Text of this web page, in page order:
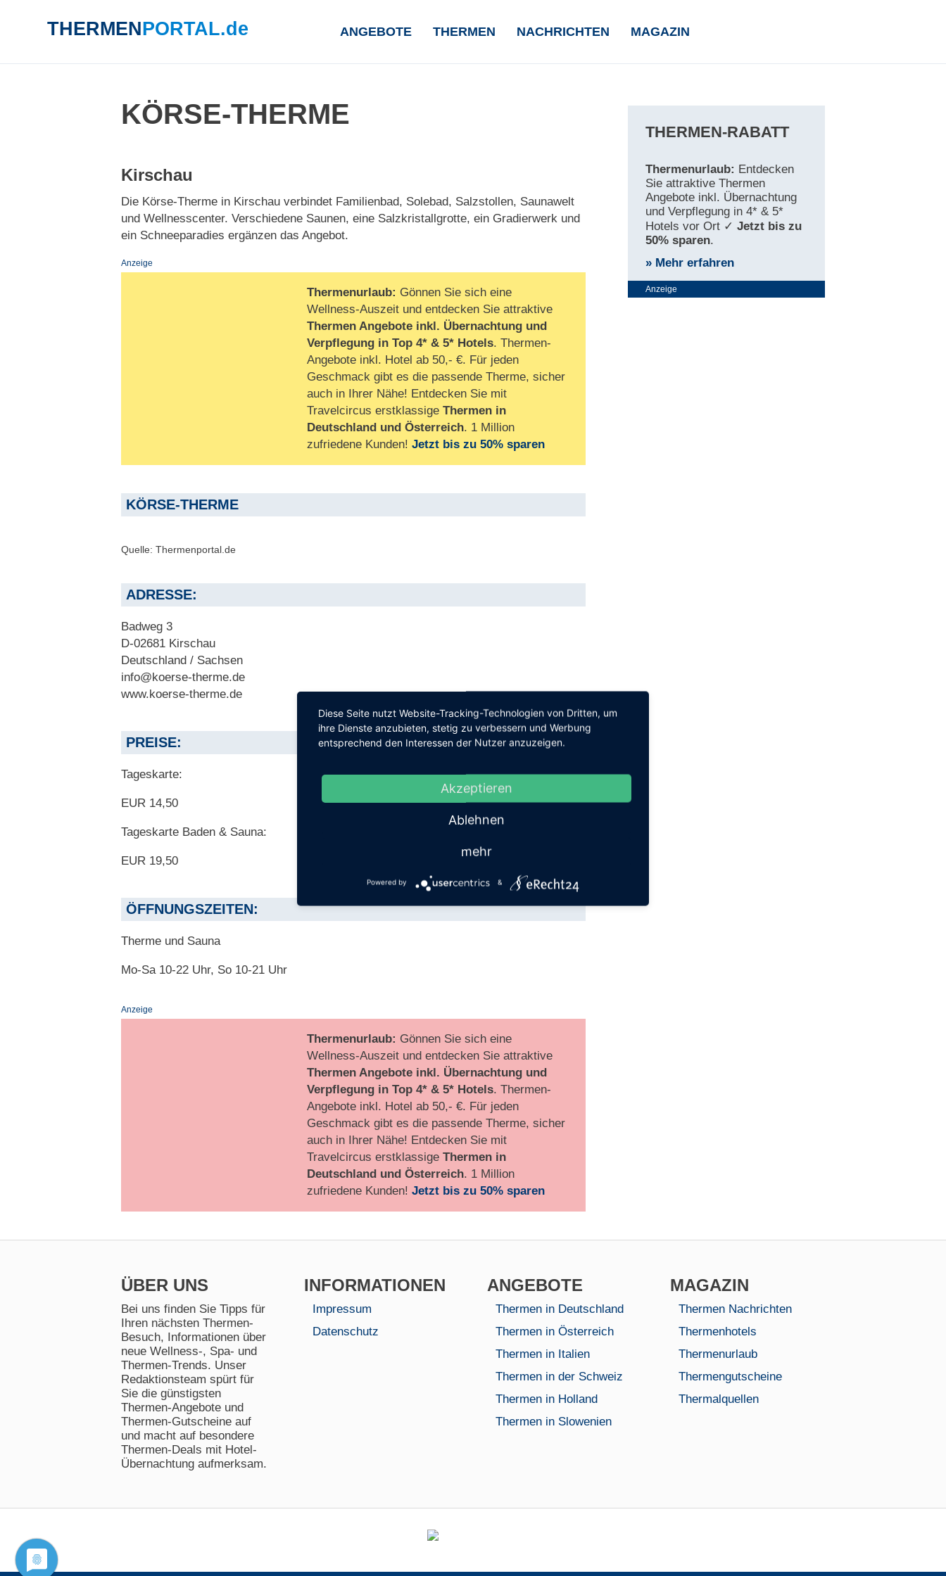
THERMENPORTAL.de
SUCHE
NAVIGATION
ANGEBOTE THERMEN NACHRICHTEN MAGAZIN
KÖRSE-THERME
Kirschau
Die Körse-Therme in Kirschau verbindet Familienbad, Solebad, Salzstollen, Saunawelt
und Wellnesscenter. Verschiedene Saunen, eine Salzkristallgrotte, ein Gradierwerk und
ein Schneeparadies ergänzen das Angebot.
Anzeige
Thermenurlaub: Gönnen Sie sich eine
Wellness-Auszeit und entdecken Sie attraktive
Thermen Angebote inkl. Übernachtung und
Verpflegung in Top 4* & 5* Hotels. Thermen-
Angebote inkl. Hotel ab 50,- €. Für jeden
Geschmack gibt es die passende Therme, sicher
auch in Ihrer Nähe! Entdecken Sie mit
Travelcircus erstklassige Thermen in
Deutschland und Österreich. 1 Million
zufriedene Kunden! Jetzt bis zu 50% sparen
KÖRSE-THERME
Quelle: Thermenportal.de
ADRESSE:
Badweg 3
D-02681 Kirschau
Deutschland / Sachsen
info@koerse-therme.de
www.koerse-therme.de
PREISE:
Tageskarte:
EUR 14,50
Tageskarte Baden & Sauna:
EUR 19,50
ÖFFNUNGSZEITEN:
Therme und Sauna
Mo-Sa 10-22 Uhr, So 10-21 Uhr
Anzeige
Thermenurlaub: Gönnen Sie sich eine
Wellness-Auszeit und entdecken Sie attraktive
Thermen Angebote inkl. Übernachtung und
Verpflegung in Top 4* & 5* Hotels. Thermen-
Angebote inkl. Hotel ab 50,- €. Für jeden
Geschmack gibt es die passende Therme, sicher
auch in Ihrer Nähe! Entdecken Sie mit
Travelcircus erstklassige Thermen in
Deutschland und Österreich. 1 Million
zufriedene Kunden! Jetzt bis zu 50% sparen
THERMEN-RABATT
Thermenurlaub: Entdecken
Sie attraktive Thermen
Angebote inkl. Übernachtung
und Verpflegung in 4* & 5*
Hotels vor Ort ✓ Jetzt bis zu
50% sparen.
» Mehr erfahren
Anzeige
ÜBER UNS
Bei uns finden Sie Tipps für
Ihren nächsten Thermen-
Besuch, Informationen über
neue Wellness-, Spa- und
Thermen-Trends. Unser
Redaktionsteam spürt für
Sie die günstigsten
Thermen-Angebote und
Thermen-Gutscheine auf
und macht auf besondere
Thermen-Deals mit Hotel-
Übernachtung aufmerksam.
INFORMA­TIONEN
Impressum
Datenschutz
AN­GEBOTE
Thermen in Deutschland
Thermen in Österreich
Thermen in Italien
Thermen in der Schweiz
Thermen in Holland
Thermen in Slowenien
MAGAZIN
Thermen Nachrichten
Thermenhotels
Thermenurlaub
Thermengutscheine
Thermalquellen
Diese Seite nutzt Website-Tracking-Technologien von Dritten, um
ihre Dienste anzubieten, stetig zu verbessern und Werbung
entsprechend den Interessen der Nutzer anzuzeigen.
Akzeptieren
Ablehnen
mehr
Powered by &